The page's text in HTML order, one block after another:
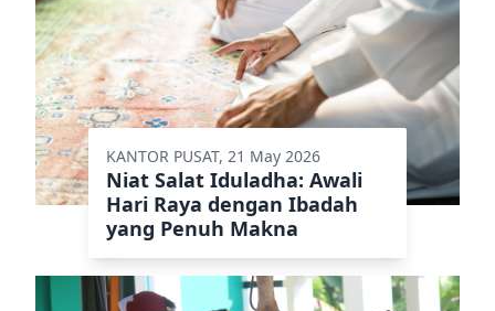
KANTOR PUSAT, 21 May 2026
Niat Salat Iduladha: Awali
Hari Raya dengan Ibadah
yang Penuh Makna